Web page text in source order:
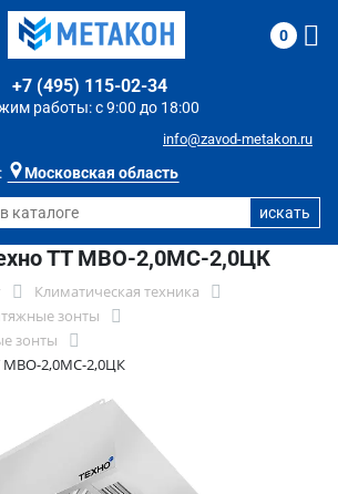
Московская область
работы: с 9:00 до 18:00
+7 (495) 115-02-34
info@zavod-metakon.ru
0
ТТ МВО-2,0МС-2,0ЦК
Климатическая техника
зонты
зонты
МВО-2,0МС-2,0ЦК